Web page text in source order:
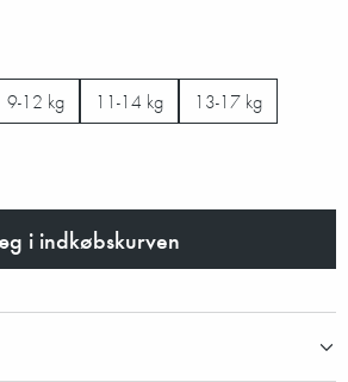
9-12 kg 11-14 kg 13-17 kg
i indkøbskurven